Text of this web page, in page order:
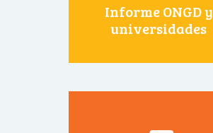
Informe ONGD y
universidades